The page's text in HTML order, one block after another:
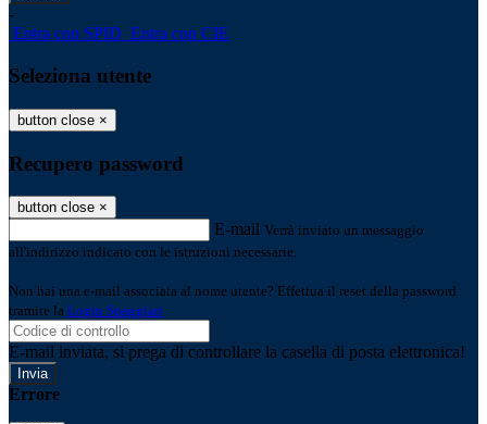
-
Entra con SPID Entra con CIE
Seleziona utente
button close ×
Recupero password
button close ×
E-mail Verrà inviato un messaggio
all'indirizzo indicato con le istruzioni necessarie.
Non hai una e-mail associata al nome utente? Effettua il reset della password
tramite la Login Spaggiari
E-mail inviata, si prega di controllare la casella di posta elettronica!
Errore